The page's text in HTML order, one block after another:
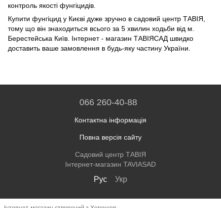
контроль якості фунгіцидів.
Купити фунгіцид у Києві дуже зручно в садовий центр ТАВІЯ,
тому що він знаходиться всього за 5 хвилин ходьби від м.
Берестейська Київ. Інтернет - магазин ТАВІЯСАД швидко
доставить ваше замовлення в будь-яку частину України.
066 260-40-88
Контактна інформація
Повна версія сайту
Садовий центр ТАВІЯ
Інтернет-магазин TAVIASAD
Рус Укр